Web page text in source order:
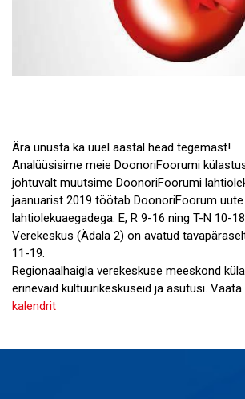
Ära unusta ka uuel aastal head tegemast!
Analüüsisime meie DoonoriFoorumi
johtuvalt muutsime DoonoriFoorumi
jaanuarist 2019 töötab DoonoriFoorum uute
lahtiolekuaegadega: E, R 9-16 ning T-N 10-
Verekeskus (Ädala 2) on avatud
11-19.
Regionaalhaigla verekeskuse meeskond
erinevaid kultuurikeskuseid ja asutusi. Vaata
kalendrit